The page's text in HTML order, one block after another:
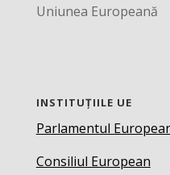
Uniunea Europeană
INSTITUȚIILE UE
Parlamentul
Consiliul European